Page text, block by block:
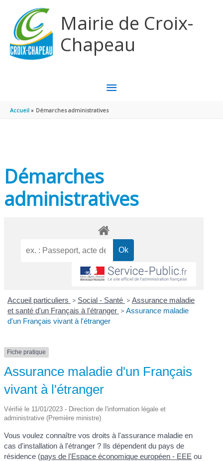
Mairie de Croix-
Chapeau
MENU
PRINCIPAL
Accueil Démarches administratives
Démarches
administratives
Accueil particuliers > Social - Santé > Assurance maladie
et santé d'un Français à l'étranger > Assurance maladie
d'un Français vivant à l'étranger
Fiche pratique
Assurance maladie d'un Français
vivant à l'étranger
Vérifié le 11/01/2023 - Direction de l'information légale et
administrative (Première ministre)
Vous voulez connaître vos droits à l'assurance maladie en
cas d'installation à l'étranger ? Ils dépendent du pays de
résidence (pays de l'Espace économique européen - EEE ou